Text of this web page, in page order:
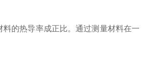
的热导率成正比。通过测量材料在一